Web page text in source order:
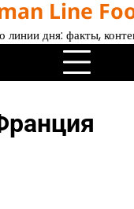
Line
линии дня: факты,